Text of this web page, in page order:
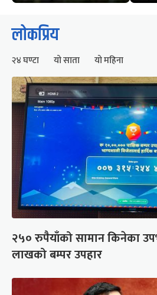
लोकप्रिय
२४ घण्टा यो साता यो महिना
२५० रुपैयाँको सामान किनेका
लाखको बम्पर उपहार